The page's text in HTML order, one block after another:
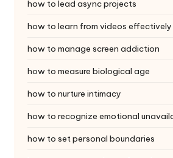
how to lead async projects
how to learn from videos effectively
how to manage screen addiction
how to measure biological age
how to nurture intimacy
how to recognize emotional
how to set personal boundaries